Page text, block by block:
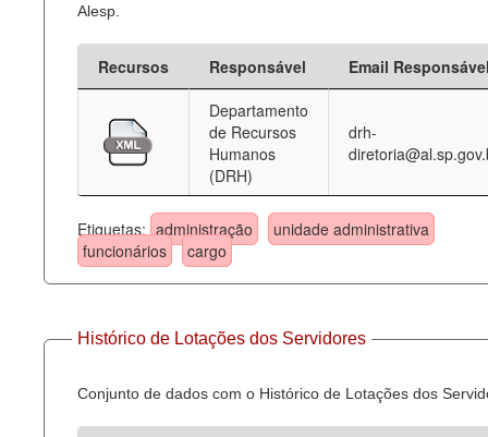
Catálogo de dados
Processo Legislativo
Administração
Legislação
Agenda
Perguntas frequentes
Contato
Alesp.
Recursos Responsável
Email
Departamento
de Recursos
Humanos
(DRH)
drh-
Etiquetas: administração
unidade administrativa
funcionários
cargo
Histórico de Lotações dos Servidores
Conjunto de dados com o Histórico de Lotações dos